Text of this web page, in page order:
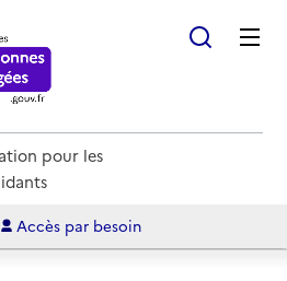
pour les
Accès par besoin